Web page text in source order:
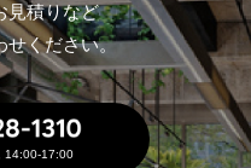
見積りなど
せください。
14:00-17:00